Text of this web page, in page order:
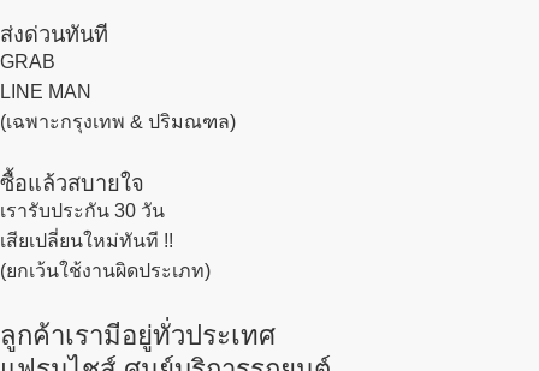
ส่งด่วนทันที
GRAB
LINE MAN
(เฉพาะกรุงเทพ & ปริมณฑล)
ซื้อแล้วสบายใจ
เรารับประกัน 30 วัน
เสียเปลี่ยนใหม่ทันที !!
(ยกเว้นใช้งานผิดประเภท)
ลูกค้าเรามีอยู่ทั่วประเทศ